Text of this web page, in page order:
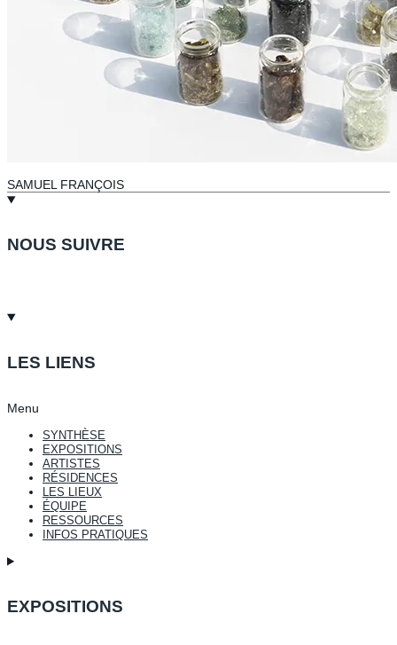
SAMUEL FRANÇOIS
NOUS SUIVRE
LES LIENS
Menu
SYNTHÈSE
EXPOSITIONS
ARTISTES
RÉSIDENCES
LES LIEUX
ÉQUIPE
RESSOURCES
INFOS PRATIQUES
EXPOSITIONS